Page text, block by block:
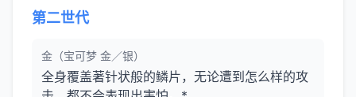
第二世代
金（宝可梦 金／银）
全身覆盖著针状般的鳞片，无论遭到怎么样的攻